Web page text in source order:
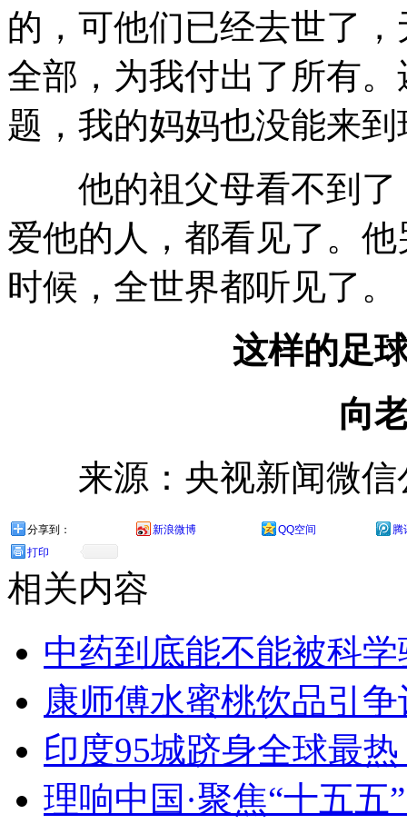
的，可他们已经去世了
全部，为我付出了所有
题，我的妈妈也没能来到
他的祖父母看不到了
爱他的人，都看见了。
时候，全世界都听见了。
这样的足
向
来源：央视新闻微信
分享到： 新浪微博 QQ空间
腾
打印
相关内容
中药到底能不能被科
康师傅水蜜桃饮品引
印度95城跻身全球最
理响中国·聚焦“十五